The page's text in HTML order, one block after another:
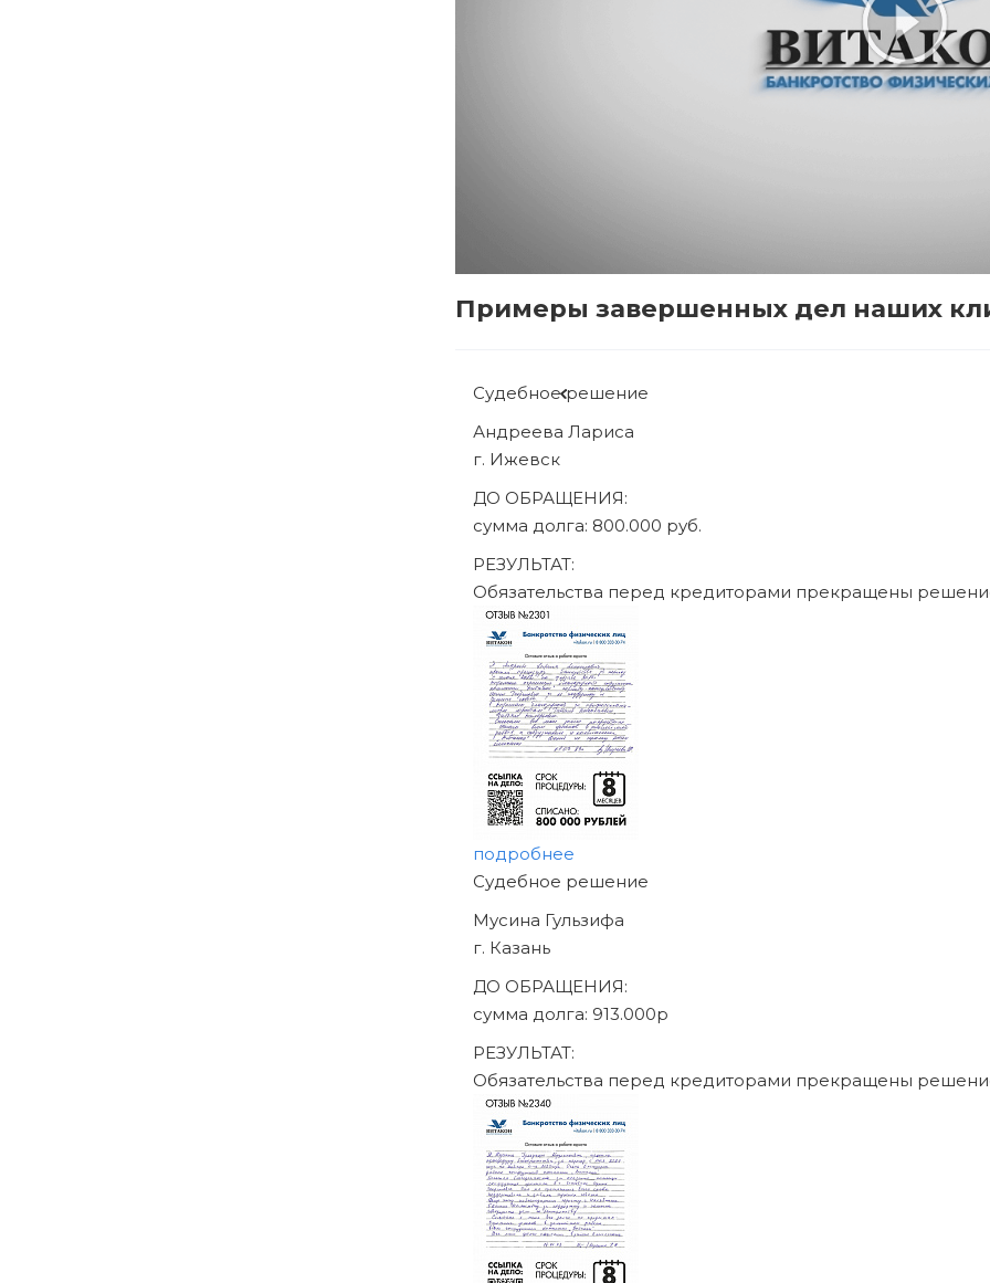
Примеры завершенных дел наших
Судебное решение
Рябова Людмила
г. Ижевск
ДО ОБРАЩЕНИЯ:
сумма долга: 470.000 руб.
РЕЗУЛЬТАТ:
Обязательства перед кредиторами прекращены
подробнее
НАЧНИТЕ ИЗБАВЛЯТЬСЯ
ОТ ДОЛГОВ
УЖЕ СЕГОДНЯ!
Записаться на консультацию
Юридическое сопровождение по ФЗ «О
География присутствия